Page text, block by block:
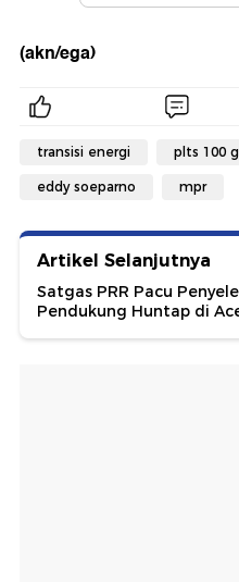
(akn/ega)
transisi energi plts 100
eddy soeparno mpr
Artikel Selanjutnya
Satgas PRR Pacu
Pendukung Huntap di